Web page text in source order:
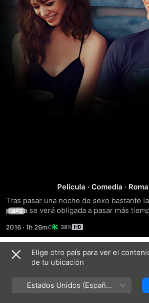
a
segunda
vista
Película · Comedia ·
Tras pasar una noche de sexo bastante
pareja se verá obligada a pasar más
arrasa la ciudad. *6.4* IMDb
MÁS
2016 · 1h 26m 38%
Títulos relacionados
otros
De
Conocernos
Elige otro país para ver el
de tu ubicación
Estados Unidos (Español
México)